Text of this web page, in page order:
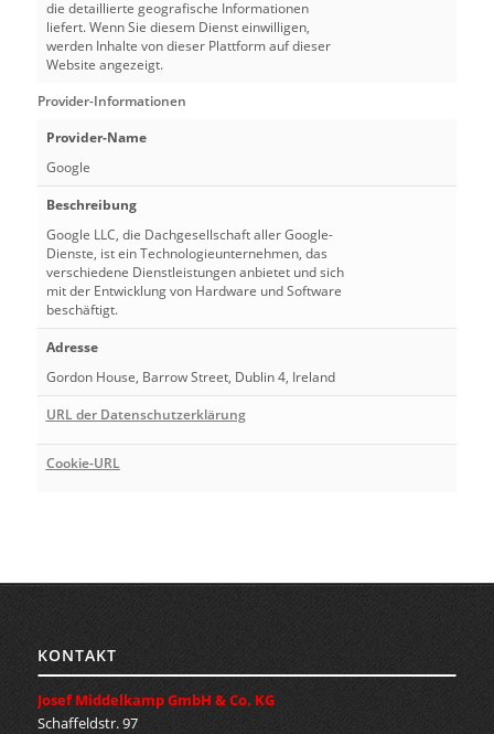
die detaillierte geografische Informationen
liefert. Wenn Sie diesem Dienst einwilligen,
werden Inhalte von dieser Plattform auf dieser
Website angezeigt.
Provider-Informationen
Provider-Name
Google
Beschreibung
Google LLC, die Dachgesellschaft aller Google-
Dienste, ist ein Technologieunternehmen, das
verschiedene Dienstleistungen anbietet und sich
mit der Entwicklung von Hardware und Software
beschäftigt.
Adresse
Gordon House, Barrow Street, Dublin 4, Ireland
URL der Datenschutzerklärung
Cookie-URL
KONTAKT
Josef Middelkamp GmbH & Co. KG
Schaffeldstr. 97